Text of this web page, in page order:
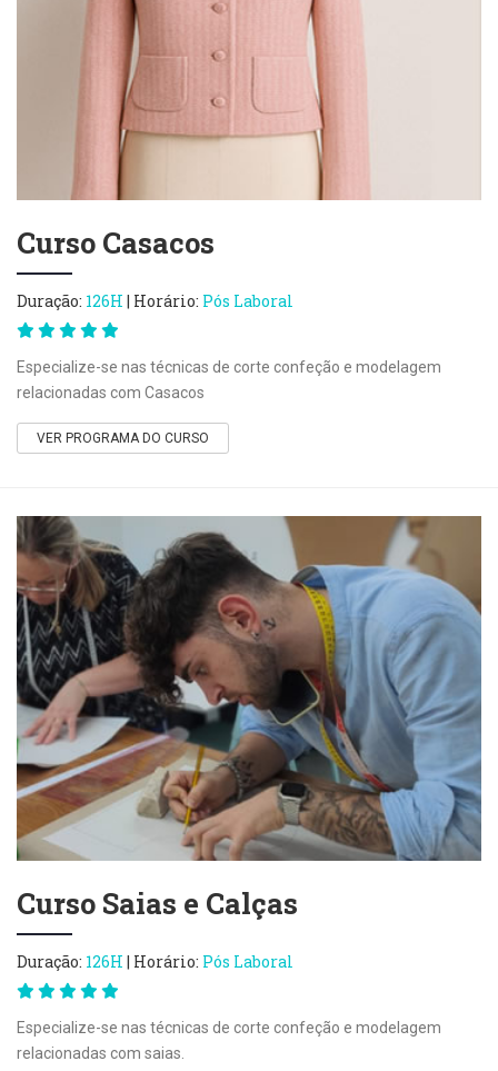
Curso Casacos
Duração: 126H | Horário: Pós Laboral
Especialize-se nas técnicas de corte confeção e modelagem
relacionadas com Casacos
VER PROGRAMA DO CURSO
Curso Saias e Calças
Duração: 126H | Horário: Pós Laboral
Especialize-se nas técnicas de corte confeção e modelagem
relacionadas com saias.